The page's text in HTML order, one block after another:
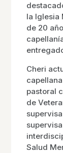
la Iglesia
de 20
Cheri
pastoral
de
Salud